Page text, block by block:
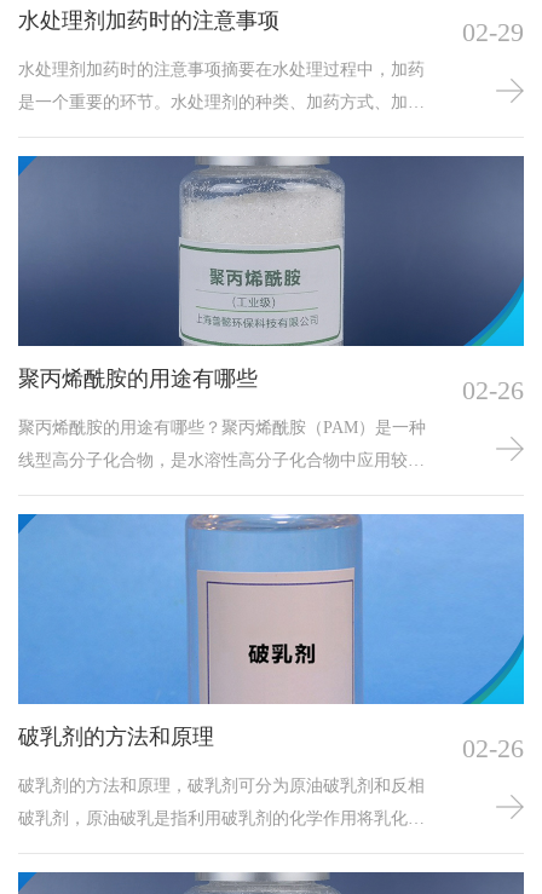
水处理剂加药时的注意事项
水处理剂加药时的注意事项摘要在水处理过程中，加药
是一个重要的环节。水处理剂的种类、加药方式、加药
量等因素都会影响到水处理的效果。本文旨在探讨水处
理剂加药时的注意事项，以确保水处理过程的an/quan、
有效和经济。文章将分为以下几个部分进行阐述：水处
理剂的选择、加药前的准备、加药过程中的注意事项、
加药后的监测与调整以及常见问题及处理方法。关键
词：水处理、加药、注意事项、有效性
02-29
聚丙烯酰胺的用途有哪些
聚丙烯酰胺的用途有哪些？聚丙烯酰胺（PAM）是一种
线型高分子化合物，是水溶性高分子化合物中应用较为
广泛的品种之一，在石油、造纸、纺织、选矿等行业中
具有广泛的应用。以下是聚丙烯酰胺的用途介绍：
02-26
破乳剂的方法和原理
破乳剂的方法和原理，破乳剂可分为原油破乳剂和反相
破乳剂，原油破乳是指利用破乳剂的化学作用将乳化状
的油水混合液中油和水分离开来，使之达到原油脱水的
目的，以保证原油外输含水标准。反相破乳剂有效地改
02-26